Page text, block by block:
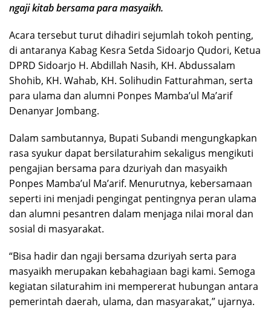
ngaji kitab bersama para masyaikh.
Acara tersebut turut dihadiri sejumlah tokoh penting,
di antaranya Kabag Kesra Setda Sidoarjo Qudori, Ketua
DPRD Sidoarjo H. Abdillah Nasih, KH. Abdussalam
Shohib, KH. Wahab, KH. Solihudin Fatturahman, serta
para ulama dan alumni Ponpes Mamba’ul Ma’arif
Denanyar Jombang.
Dalam sambutannya, Bupati Subandi mengungkapkan
rasa syukur dapat bersilaturahim sekaligus mengikuti
pengajian bersama para dzuriyah dan masyaikh
Ponpes Mamba’ul Ma’arif. Menurutnya, kebersamaan
seperti ini menjadi pengingat pentingnya peran ulama
dan alumni pesantren dalam menjaga nilai moral dan
sosial di masyarakat.
“Bisa hadir dan ngaji bersama dzuriyah serta para
masyaikh merupakan kebahagiaan bagi kami. Semoga
kegiatan silaturahim ini mempererat hubungan antara
pemerintah daerah, ulama, dan masyarakat,” ujarnya.